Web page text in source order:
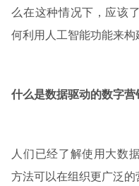
么在这种情况下，应该
何利用人工智能功能来构
什么是数据驱动的数字营
人们已经了解使用大数
方法可以在组织更广泛的